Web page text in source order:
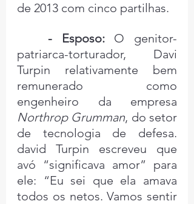
de 2013 com cinco partilhas.
- Esposo: O genitor-
patriarca-torturador, Davi
Turpin relativamente bem
remunerado como
Northrop Grumman, do setor
de tecnologia de defesa.
david Turpin escreveu que
avó “significava amor” para
ele: “Eu sei que ela amava
todos os netos. Vamos sentir